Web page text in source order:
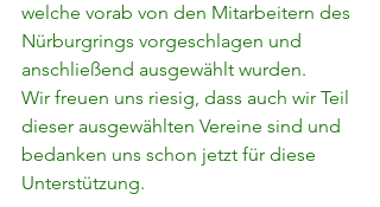
welche vorab von den Mitarbeitern des
Nürburgrings vorgeschlagen und
anschließend ausgewählt wurden.
Wir freuen uns riesig, dass auch wir Teil
dieser ausgewählten Vereine sind und
bedanken uns schon jetzt für diese
Unterstützung.